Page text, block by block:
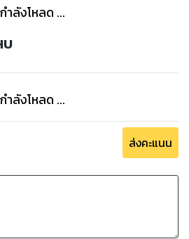
กำลังโหลด ...
กำลังโหลด ...
ส่งคะแนน